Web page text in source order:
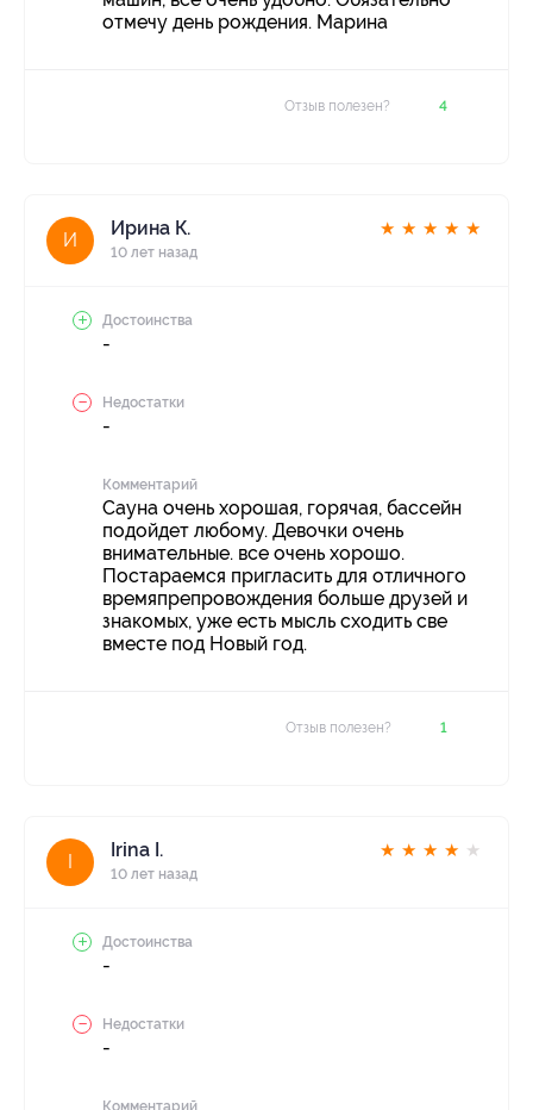
отмечу день рождения. Марина
Отзыв полезен? 4
И
Ирина К.
10 лет назад
★ ★ ★ ★ ★
Достоинства
-
Недостатки
-
Комментарий
Сауна очень хорошая, горячая, бассейн
подойдет любому. Девочки очень
внимательные. все очень хорошо.
Постараемся пригласить для отличного
времяпрепровождения больше друзей и
знакомых, уже есть мысль сходить све
вместе под Новый год.
Отзыв полезен? 1
I
Irina I.
10 лет назад
★ ★ ★ ★ ★
Достоинства
-
Недостатки
-
Комментарий